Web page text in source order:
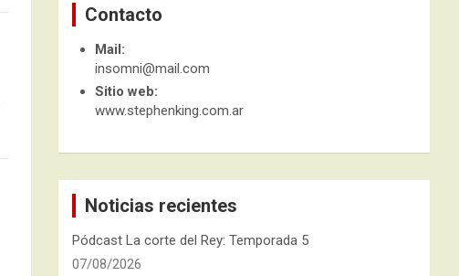
Contacto
Mail:
insomni@mail.com
Sitio web:
www.stephenking.com.ar
Noticias recientes
Pódcast La corte del Rey: Temporada 5
07/08/2026